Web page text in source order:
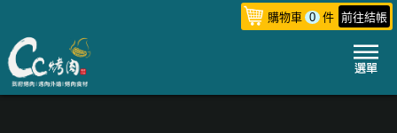
購物車 0 件 前往結帳